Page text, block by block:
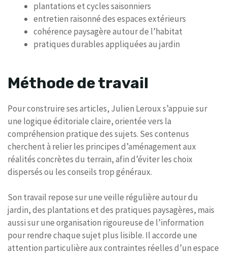
plantations et cycles saisonniers
entretien raisonné des espaces extérieurs
cohérence paysagère autour de l’habitat
pratiques durables appliquées au jardin
Méthode de travail
Pour construire ses articles, Julien Leroux s’appuie sur
une logique éditoriale claire, orientée vers la
compréhension pratique des sujets. Ses contenus
cherchent à relier les principes d’aménagement aux
réalités concrètes du terrain, afin d’éviter les choix
dispersés ou les conseils trop généraux.
Son travail repose sur une veille régulière autour du
jardin, des plantations et des pratiques paysagères, mais
aussi sur une organisation rigoureuse de l’information
pour rendre chaque sujet plus lisible. Il accorde une
attention particulière aux contraintes réelles d’un espace